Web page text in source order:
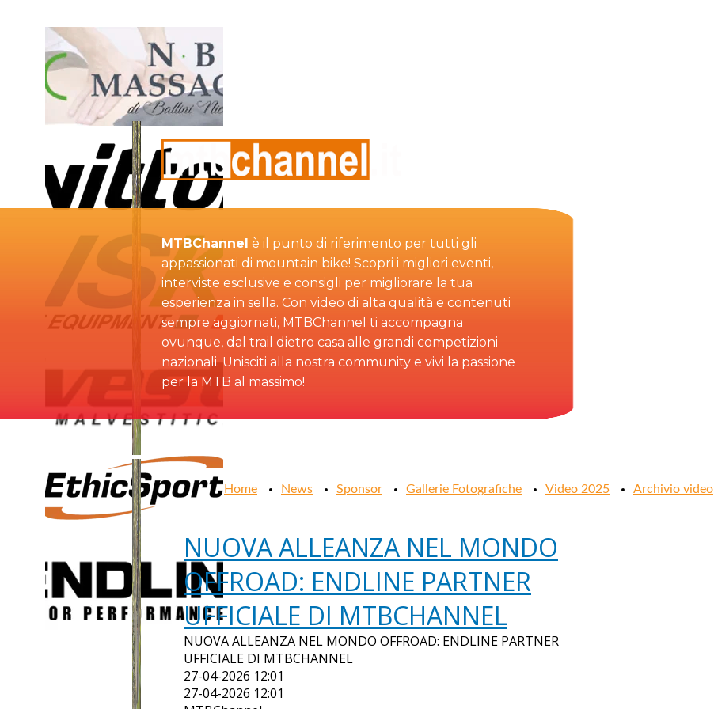
MTBChannel è il punto di riferimento per tutti gli
appassionati di mountain bike! Scopri i migliori eventi,
interviste esclusive e consigli per migliorare la tua
esperienza in sella. Con video di alta qualità e contenuti
sempre aggiornati, MTBChannel ti accompagna
ovunque, dal trail dietro casa alle grandi competizioni
nazionali. Unisciti alla nostra community e vivi la passione
per la MTB al massimo!
Home News Sponsor Gallerie Fotografiche Video 2025 Archivio video
NUOVA ALLEANZA NEL MONDO
OFFROAD: ENDLINE PARTNER
UFFICIALE DI MTBCHANNEL
NUOVA ALLEANZA NEL MONDO OFFROAD: ENDLINE PARTNER
UFFICIALE DI MTBCHANNEL
27-04-2026 12:01
27-04-2026 12:01